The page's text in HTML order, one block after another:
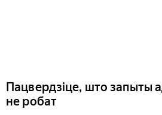
Пацвердзіце, што запыты
не робат